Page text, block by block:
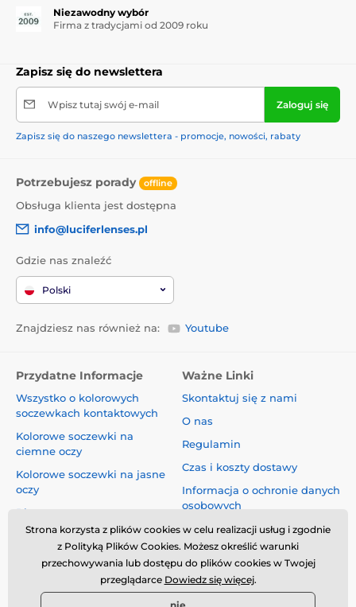
Niezawodny wybór
Firma z tradycjami od 2009 roku
Zapisz się do newslettera
Wpisz tutaj swój e-mail Zaloguj się
Zapisz się do naszego newslettera - promocje, nowości, rabaty
Potrzebujesz porady offline
Obsługa klienta jest dostępna
info@luciferlenses.pl
Gdzie nas znaleźć
Polski
Znajdziesz nas również na: Youtube
Przydatne Informacje
Wszystko o kolorowych
soczewkach kontaktowych
Kolorowe soczewki na
ciemne oczy
Kolorowe soczewki na jasne
oczy
Blog
Ważne Linki
Skontaktuj się z nami
O nas
Regulamin
Czas i koszty dostawy
Informacja o ochronie danych
osobowych
Reklamacje i Odstąpienie od
Umowy
Bezpieczeństwo i jakość bez
kompromisów
Strona korzysta z plików cookies w celu realizacji usług i zgodnie
z Polityką Plików Cookies. Możesz określić warunki
przechowywania lub dostępu do plików cookies w Twojej
przeglądarce Dowiedz się więcej.